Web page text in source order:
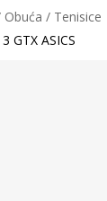
Obuća
Tenisice
GTX ASICS